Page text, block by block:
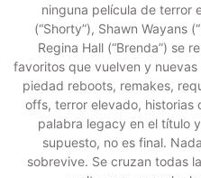
ninguna película de terror
(“Shorty”), Shawn Wayans
Regina Hall (“Brenda”) se
favoritos que vuelven y
piedad reboots, remakes,
offs, terror elevado, historias
palabra legacy en el título
supuesto, no es final.
sobrevive. Se cruzan todas